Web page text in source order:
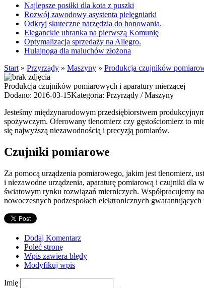
Najlepsze posiłki dla kota z puszki
Rozwój zawodowy asystenta pielęgniarki
Odkryj skuteczne narzędzia do honowania.
Eleganckie ubranka na pierwszą Komunię
Optymalizacja sprzedaży na Allegro.
Hulajnoga dla maluchów złożona
Start » Przyrządy » Maszyny » Produkcja czujników
Produkcja czujników pomiarowych i aparatury mierzącej
Dodano: 2016-03-15Kategoria: Przyrządy / Maszyny
Jesteśmy międzynarodowym przedsiębiorstwem
spożywczym. Oferowany tlenomierz czy gęstościomierz to
się najwyższą niezawodnością i precyzją pomiarów.
Czujniki pomiarowe
Za pomocą urządzenia pomiarowego, jakim jest tlenomierz,
i niezawodne urządzenia, aparaturę pomiarową i czujniki dla
światowym rynku rozwiązań mierniczych. Współpracujemy
nowoczesnych podzespołach elektronicznych gwarantujących
Dodaj Komentarz
Poleć stronę
Wpis zawiera błędy
Modyfikuj wpis
Imię